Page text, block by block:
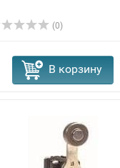
(0)
В корзину